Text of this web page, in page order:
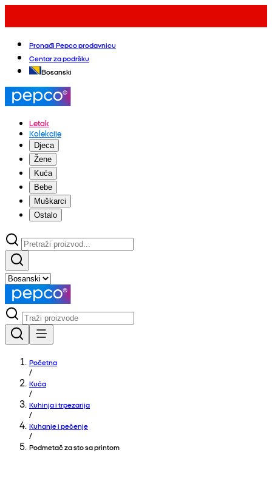
Pronađi Pepco prodavnicu
Centar za podršku
Bosanski
Letak
Kolekcije
Djeca
Žene
Kuća
Bebe
Muškarci
Ostalo
Početna
/
Kuća
/
Kuhinja i trpezarija
/
Kuhanje i pečenje
/
Podmetač za sto sa printom